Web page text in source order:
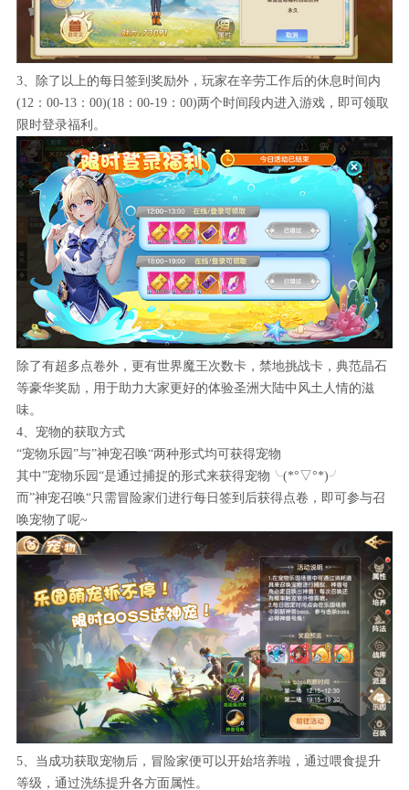
3、除了以上的每日签到奖励外，玩家在辛劳工作后的休息时间内
(12：00-13：00)(18：00-19：00)两个时间段内进入游戏，即可领取
限时登录福利。
除了有超多点卷外，更有世界魔王次数卡，禁地挑战卡，典范晶石
等豪华奖励，用于助力大家更好的体验圣洲大陆中风土人情的滋
味。
4、宠物的获取方式
“宠物乐园”与”神宠召唤“两种形式均可获得宠物
其中”宠物乐园“是通过捕捉的形式来获得宠物╰(*°▽°*)╯
而”神宠召唤“只需冒险家们进行每日签到后获得点卷，即可参与召
唤宠物了呢~
5、当成功获取宠物后，冒险家便可以开始培养啦，通过喂食提升
等级，通过洗练提升各方面属性。